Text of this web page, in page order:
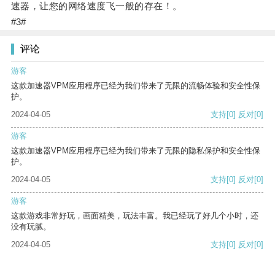
速器，让您的网络速度飞一般的存在！。
#3#
评论
游客
这款加速器VPM应用程序已经为我们带来了无限的流畅体验和安全性保
护。
2024-04-05
支持[0] 反对[0]
游客
这款加速器VPM应用程序已经为我们带来了无限的隐私保护和安全性保
护。
2024-04-05
支持[0] 反对[0]
游客
这款游戏非常好玩，画面精美，玩法丰富。我已经玩了好几个小时，还
没有玩腻。
2024-04-05
支持[0] 反对[0]